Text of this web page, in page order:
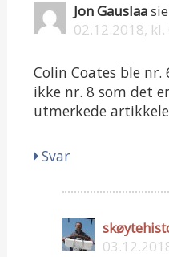
Jon Gauslaa
02.12.2018, kl.
Colin Coates ble nr.
ikke nr. 8 som det
utmerkede
Svar